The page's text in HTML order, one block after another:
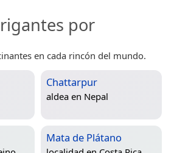
por
en cada rincón del mundo.
Chattarpur
aldea en Nepal
Mata de Plátano